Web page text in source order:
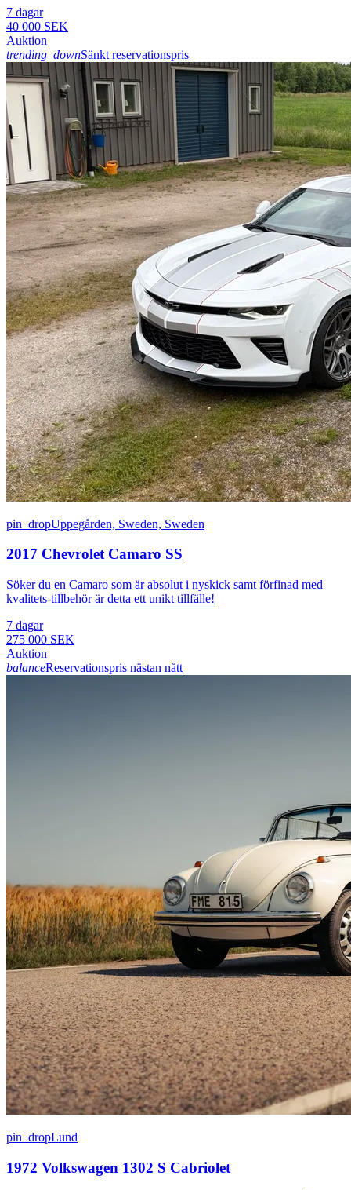
7 dagar
40 000 SEK
Auktion
trending_downSänkt reservationspris
pin_dropUppegården, Sweden, Sweden
2017 Chevrolet Camaro SS
Söker du en Camaro som är absolut i nyskick samt förfinad med
kvalitets-tillbehör är detta ett unikt tillfälle!
7 dagar
275 000 SEK
Auktion
balanceReservationspris nästan nått
pin_dropLund
1972 Volkswagen 1302 S Cabriolet